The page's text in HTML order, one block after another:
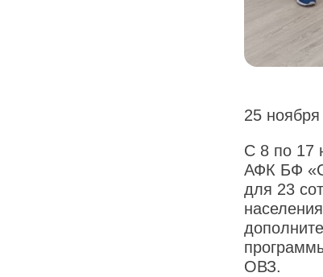
25 ноября
С 8 по 17
АФК БФ
для 23
ОВЗ.